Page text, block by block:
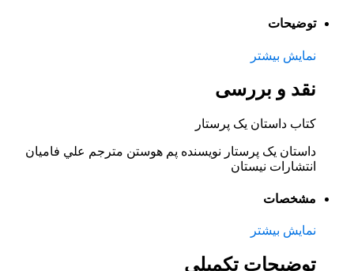
توضیحات
نمایش بیشتر
نقد و بررسی
کتاب داستان یک پرستار
داستان یک پرستار نویسنده پم هوستن مترجم علي فاميان
انتشارات نیستان
مشخصات
نمایش بیشتر
توضیحات تکمیلی